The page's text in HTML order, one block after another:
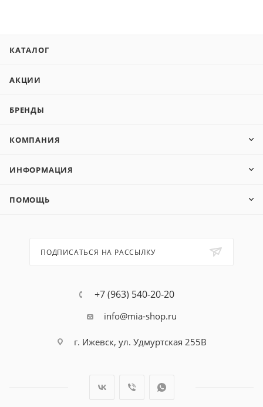
КАТАЛОГ
АКЦИИ
БРЕНДЫ
КОМПАНИЯ
ИНФОРМАЦИЯ
ПОМОЩЬ
ПОДПИСАТЬСЯ НА РАССЫЛКУ
+7 (963) 540-20-20
info@mia-shop.ru
г. Ижевск, ул. Удмуртская 255В